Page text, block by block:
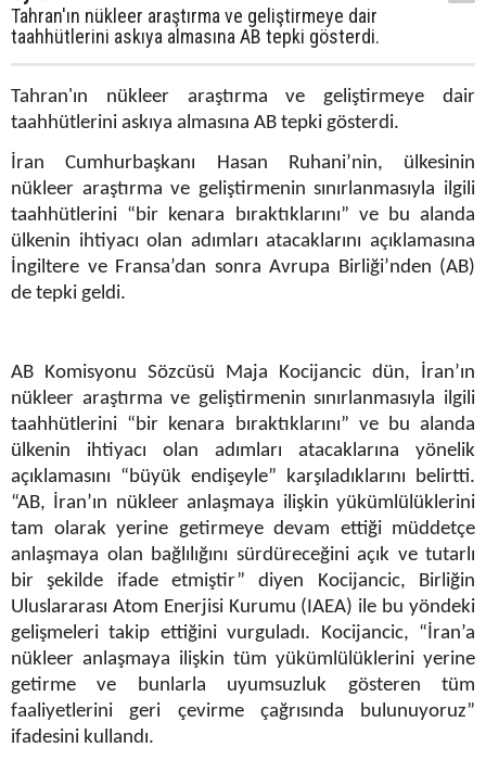
Tahran'ın nükleer araştırma ve geliştirmeye dair
taahhütlerini askıya almasına AB tepki gösterdi.
Tahran'ın nükleer araştırma ve geliştirmeye dair
taahhütlerini askıya almasına AB tepki gösterdi.
İran Cumhurbaşkanı Hasan Ruhani’nin, ülkesinin
nükleer araştırma ve geliştirmenin sınırlanmasıyla ilgili
taahhütlerini “bir kenara bıraktıklarını” ve bu alanda
ülkenin ihtiyacı olan adımları atacaklarını açıklamasına
İngiltere ve Fransa’dan sonra Avrupa Birliği’nden (AB)
de tepki geldi.
AB Komisyonu Sözcüsü Maja Kocijancic dün, İran’ın
nükleer araştırma ve geliştirmenin sınırlanmasıyla ilgili
taahhütlerini “bir kenara bıraktıklarını” ve bu alanda
ülkenin ihtiyacı olan adımları atacaklarına yönelik
açıklamasını “büyük endişeyle” karşıladıklarını belirtti.
“AB, İran’ın nükleer anlaşmaya ilişkin yükümlülüklerini
tam olarak yerine getirmeye devam ettiği müddetçe
anlaşmaya olan bağlılığını sürdüreceğini açık ve tutarlı
bir şekilde ifade etmiştir” diyen Kocijancic, Birliğin
Uluslararası Atom Enerjisi Kurumu (IAEA) ile bu yöndeki
gelişmeleri takip ettiğini vurguladı. Kocijancic, “İran’a
nükleer anlaşmaya ilişkin tüm yükümlülüklerini yerine
getirme ve bunlarla uyumsuzluk gösteren tüm
faaliyetlerini geri çevirme çağrısında bulunuyoruz”
ifadesini kullandı.